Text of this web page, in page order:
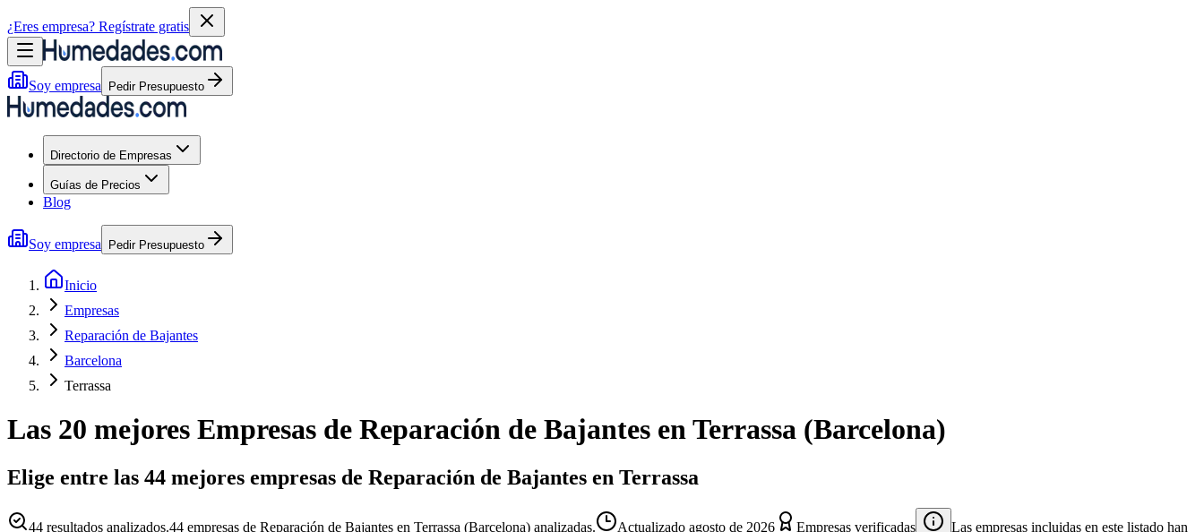
¿Eres empresa? Regístrate gratis
Soy empresa Pedir Presupuesto
Directorio de Empresas
Guías de Precios
Blog
Soy empresa Pedir Presupuesto
Inicio
Empresas
Reparación de Bajantes
Barcelona
Terrassa
Las 20 mejores Empresas de Reparación de Bajantes enTerrassa (Barcelona)
Elige entre las 44 mejores empresas de Reparación de Bajantes en Terrassa
44 resultados analizados.44 empresas de Reparación de Bajantes en Terrassa (Barcelona) analizadas. Actualizado agosto de 2026 Empresas verificadas
Las empresas incluidas en este listado han